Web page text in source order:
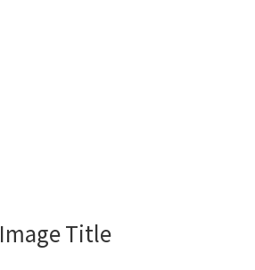
Image Title